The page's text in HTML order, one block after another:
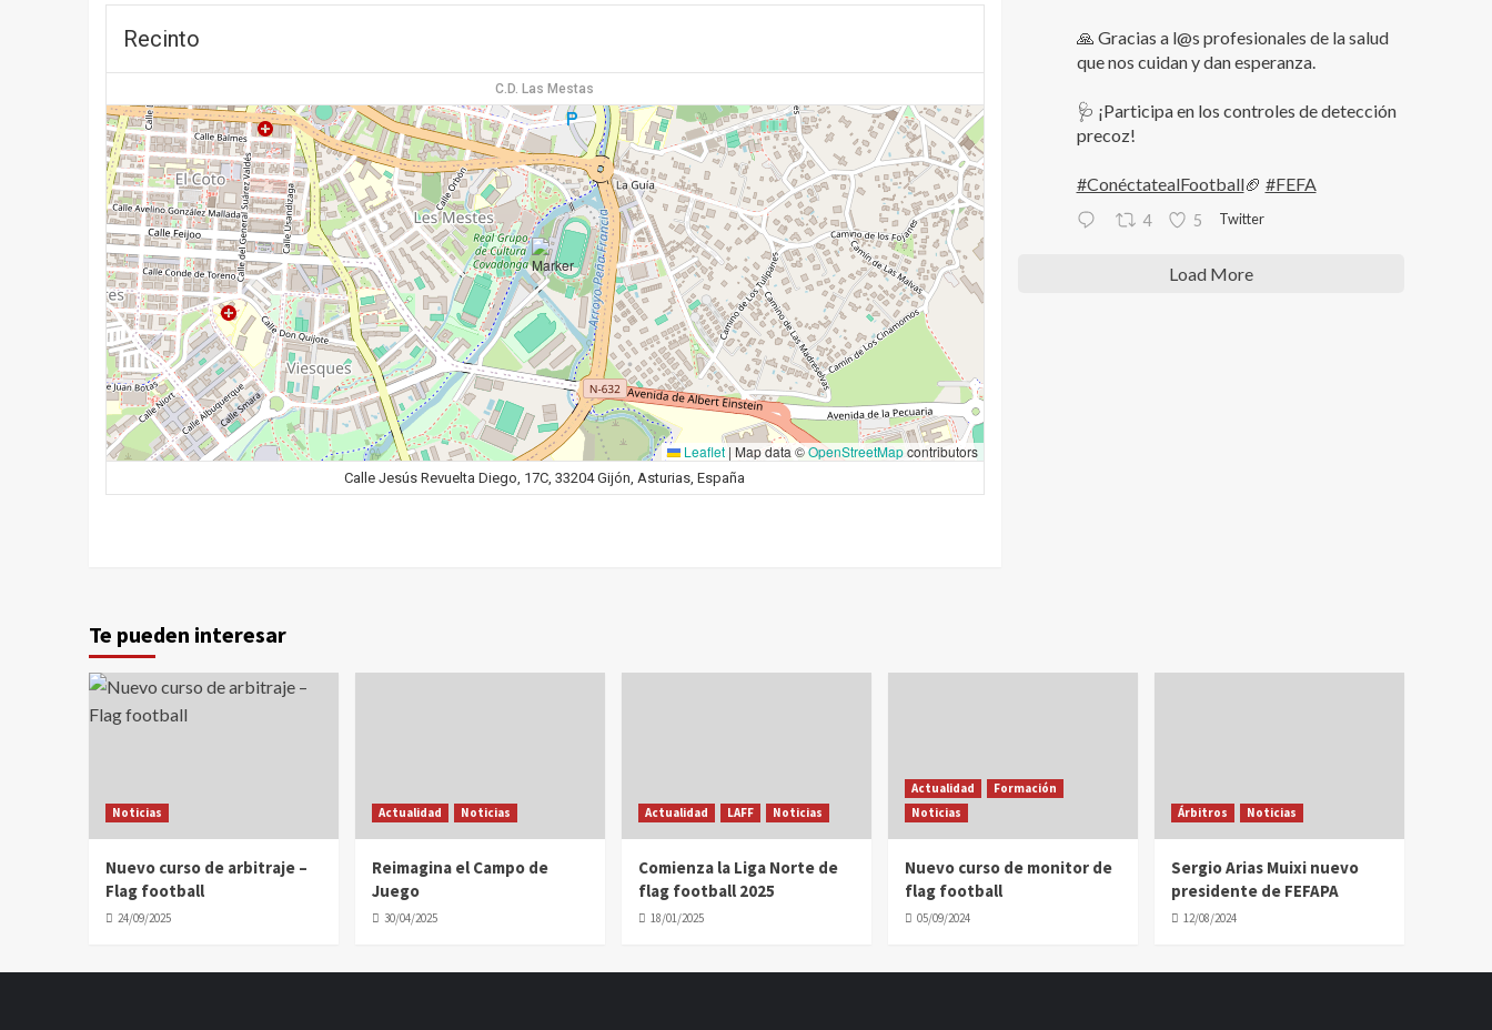
Recinto
C.D. Las Mestas
Leaflet | Map data ©OpenStreetMapcontributors
Calle Jesús Revuelta Diego, 17C, 33204 Gijón, Asturias, España
🙏 Gracias a l@s profesionales de la salud
que nos cuidan y dan esperanza.
🩺 ¡Participa en los controles de detección
precoz!
#ConéctatealFootball🏈 #FEFA
4 5 Twitter
Load More
Te pueden interesar
Noticias
Nuevo curso de arbitraje –
Flag football
24/09/2025
Actualidad Noticias
Reimagina el Campo de
Juego
30/04/2025
Actualidad LAFF Noticias
Comienza la Liga Norte de
flag football 2025
18/01/2025
Actualidad
Formación
Noticias
Nuevo curso de monitor de
flag football
05/09/2024
Árbitros Noticias
Sergio Arias Muixi nuevo
presidente de FEFAPA
12/08/2024